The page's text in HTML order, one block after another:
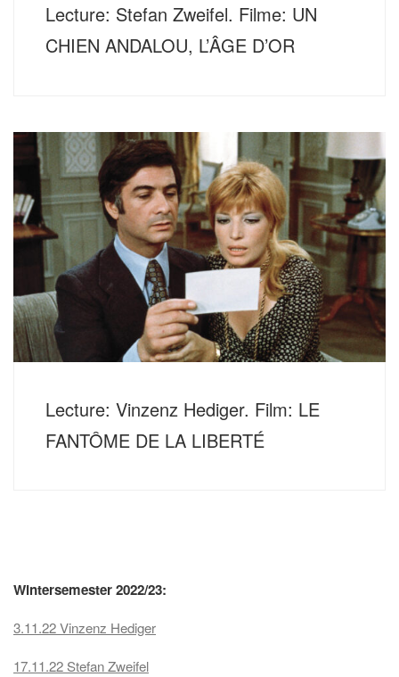
Lecture: Stefan Zweifel. Filme: UN
CHIEN ANDALOU, L’ÂGE D’OR
Donnerstag, 3. November 2022, 20 Uhr
Lecture: Vinzenz Hediger. Film: LE
FANTÔME DE LA LIBERTÉ
Wintersemester 2022/23:
3.11.22 Vinzenz Hediger
17.11.22 Stefan Zweifel